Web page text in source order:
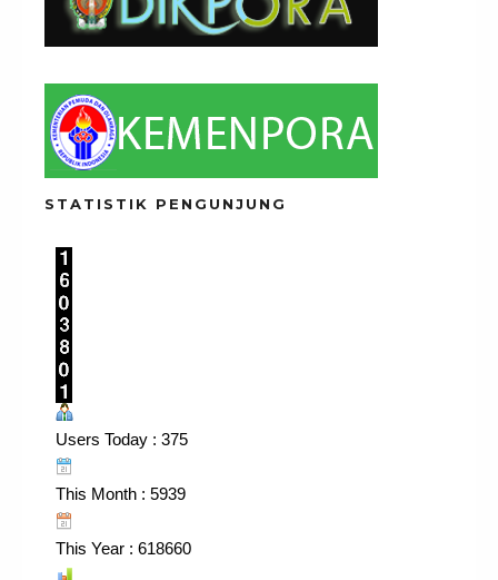
STATISTIK PENGUNJUNG
Users Today : 375
This Month : 5939
This Year : 618660